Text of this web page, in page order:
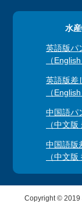
水
英語版パ
（
英語版差
（
中国語パ
（中文版
中国語版
（中文版
Copyright © 2019